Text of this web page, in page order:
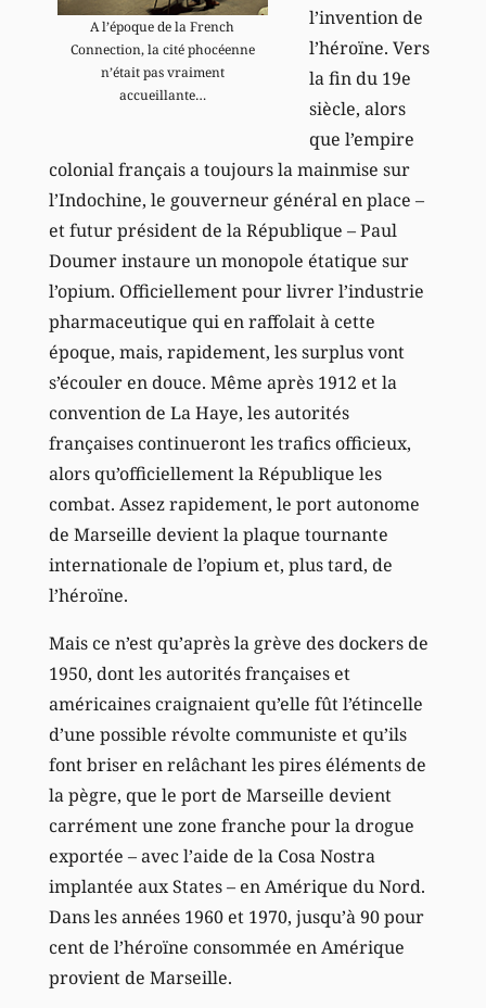
A l’époque de la French
Connection, la cité phocéenne
n’était pas vraiment
accueillante…
l’invention de
l’héroïne. Vers
la fin du 19e
siècle, alors
que l’empire
colonial français a toujours la mainmise sur
l’Indochine, le gouverneur général en place –
et futur président de la République – Paul
Doumer instaure un monopole étatique sur
l’opium. Officiellement pour livrer l’industrie
pharmaceutique qui en raffolait à cette
époque, mais, rapidement, les surplus vont
s’écouler en douce. Même après 1912 et la
convention de La Haye, les autorités
françaises continueront les trafics officieux,
alors qu’officiellement la République les
combat. Assez rapidement, le port autonome
de Marseille devient la plaque tournante
internationale de l’opium et, plus tard, de
l’héroïne.
Mais ce n’est qu’après la grève des dockers de
1950, dont les autorités françaises et
américaines craignaient qu’elle fût l’étincelle
d’une possible révolte communiste et qu’ils
font briser en relâchant les pires éléments de
la pègre, que le port de Marseille devient
carrément une zone franche pour la drogue
exportée – avec l’aide de la Cosa Nostra
implantée aux States – en Amérique du Nord.
Dans les années 1960 et 1970, jusqu’à 90 pour
cent de l’héroïne consommée en Amérique
provient de Marseille.